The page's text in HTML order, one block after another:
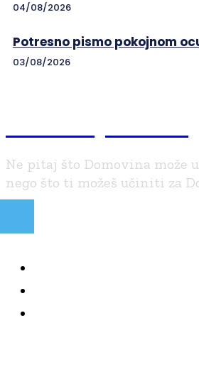
04/08/2026
Potresno pismo pokojnom
03/08/2026
Ne pitaj što Domovina može
nego što ti možeš učiniti za